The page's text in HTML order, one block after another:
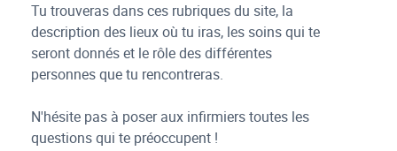
Tu trouveras dans ces rubriques du site, la
description des lieux où tu iras, les soins qui te
seront donnés et le rôle des différentes
personnes que tu rencontreras.
N'hésite pas à poser aux infirmiers toutes les
questions qui te préoccupent !